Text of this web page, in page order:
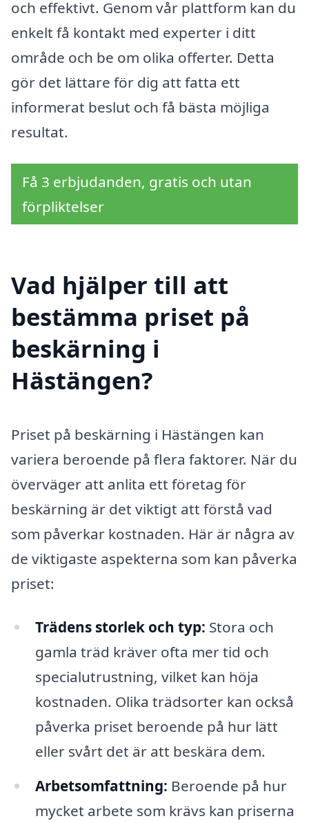
och effektivt. Genom vår plattform kan du
enkelt få kontakt med experter i ditt
område och be om olika offerter. Detta
gör det lättare för dig att fatta ett
informerat beslut och få bästa möjliga
resultat.
Få 3 erbjudanden, gratis och utan
förpliktelser
Vad hjälper till att
bestämma priset på
beskärning i
Hästängen?
Priset på beskärning i Hästängen kan
variera beroende på flera faktorer. När du
överväger att anlita ett företag för
beskärning är det viktigt att förstå vad
som påverkar kostnaden. Här är några av
de viktigaste aspekterna som kan påverka
priset:
Trädens storlek och typ: Stora och
gamla träd kräver ofta mer tid och
specialutrustning, vilket kan höja
kostnaden. Olika trädsorter kan också
påverka priset beroende på hur lätt
eller svårt det är att beskära dem.
Arbetsomfattning: Beroende på hur
mycket arbete som krävs kan priserna